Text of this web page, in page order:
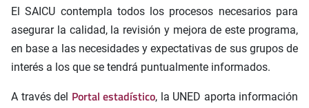
El SAICU contempla todos los procesos necesarios para
asegurar la calidad, la revisión y mejora de este programa,
en base a las necesidades y expectativas de sus grupos de
interés a los que se tendrá puntualmente informados.
A través del Portal estadístico, la UNED aporta información